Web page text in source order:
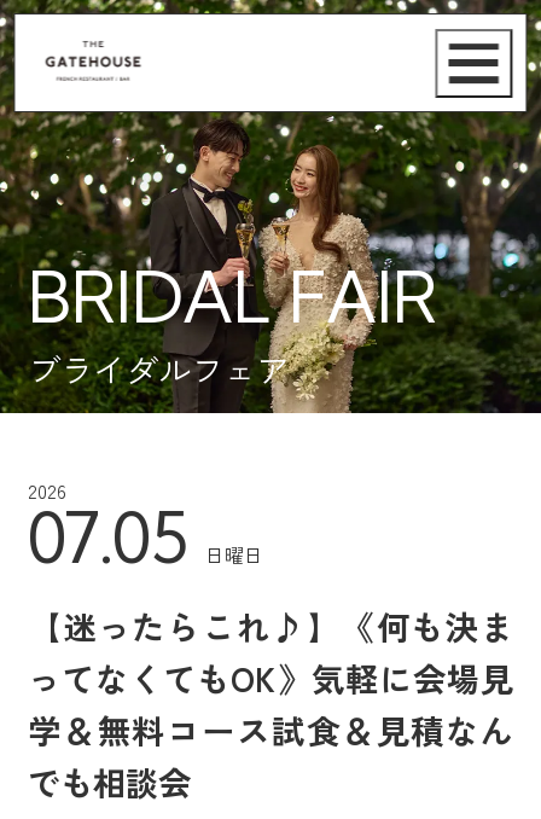
BRIDAL FAIR
ブライダルフェア
2026
07.05 日曜日
【迷ったらこれ♪】《何も決ま
ってなくてもOK》気軽に会場見
学＆無料コース試食＆見積なん
でも相談会